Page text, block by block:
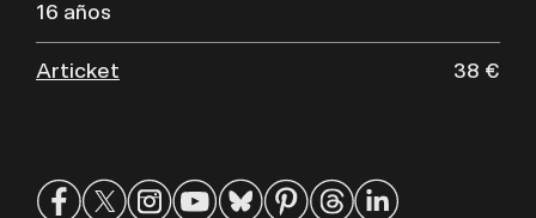
16 años
Articket 38 €